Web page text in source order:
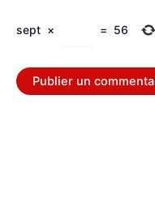
sept × = 56